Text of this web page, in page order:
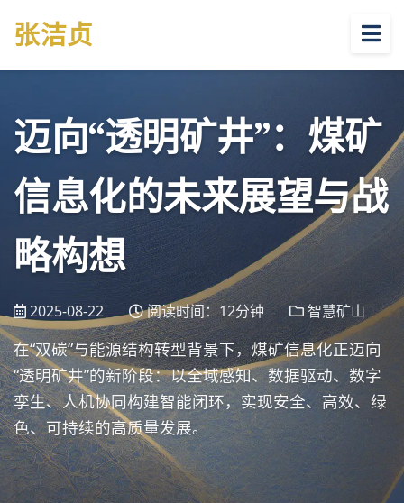
张洁贞
迈向“透明矿井”：煤矿
信息化的未来展望与战
略构想
2025-08-22 阅读时间：12分钟 智慧矿山
在“双碳”与能源结构转型背景下，煤矿信息化正迈向
“透明矿井”的新阶段：以全域感知、数据驱动、数字
孪生、人机协同构建智能闭环，实现安全、高效、绿
色、可持续的高质量发展。